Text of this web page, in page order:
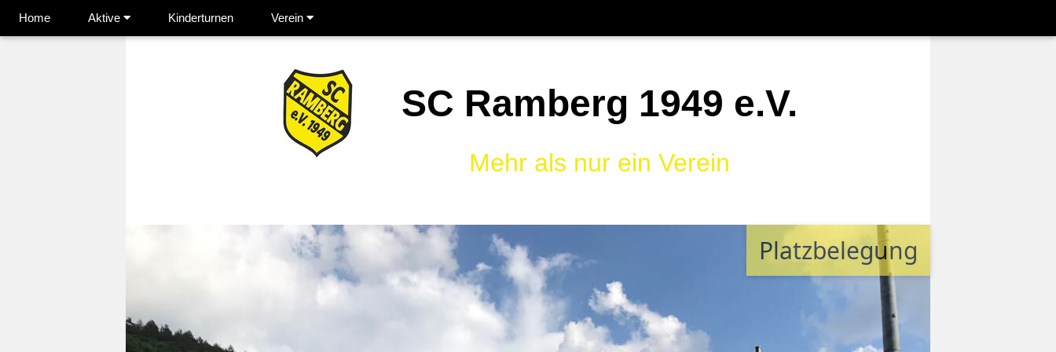
Home Aktive Kinderturnen Verein
SC Ramberg 1949 e.V.
Mehr als nur ein Verein
Platzbelegung